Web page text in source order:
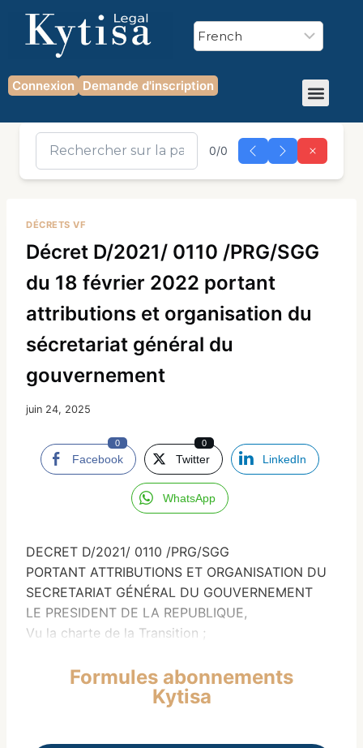
Connexion Demande d'inscription
0/0
DÉCRETS VF
Décret D/2021/ 0110 /PRG/SGG
du 18 février 2022 portant
attributions et organisation du
sécretariat général du
gouvernement
juin 24, 2025
Facebook
0
Twitter
0
LinkedIn
WhatsApp
DECRET D/2021/ 0110 /PRG/SGG
PORTANT ATTRIBUTIONS ET ORGANISATION DU
SECRETARIAT GÉNÉRAL DU GOUVERNEMENT
LE PRESIDENT DE LA REPUBLIQUE,
Vu la charte de la Transition ;
Formules abonnements
Kytisa